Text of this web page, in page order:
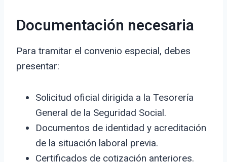
Documentación necesaria
Para tramitar el convenio especial, debes
presentar:
Solicitud oficial dirigida a la Tesorería
General de la Seguridad Social.
Documentos de identidad y acreditación
de la situación laboral previa.
Certificados de cotización anteriores.